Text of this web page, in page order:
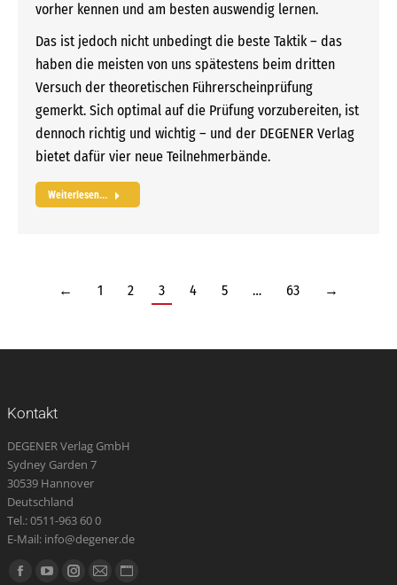
vorher kennen und am besten auswendig lernen.
Das ist jedoch nicht unbedingt die beste Taktik – das
haben die meisten von uns spätestens beim dritten
Versuch der theoretischen Führerscheinprüfung
gemerkt. Sich optimal auf die Prüfung vorzubereiten, ist
dennoch richtig und wichtig – und der DEGENER Verlag
bietet dafür vier neue Teilnehmerbände.
Weiterlesen...
← 1 2 3 4 5 … 63 →
Kontakt
DEGENER Verlag GmbH
Sydney Garden 7
30539 Hannover
Deutschland
Tel.: 0511-963 60 0
E-Mail: info@degener.de
Finden Sie uns auf:
FacebookYouTubeInstagram
E-
Website